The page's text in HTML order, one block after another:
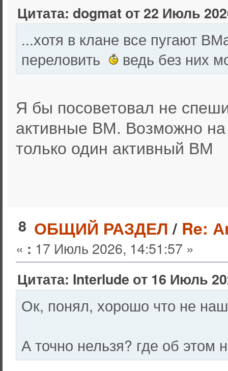
Цитата: dogmat от 22 Июль
...хотя в клане все пугают
переловить
ведь без них
Я бы посоветовал не
активные ВМ. Возможно на
только один активный ВМ
8 ОБЩИЙ РАЗДЕЛ/ Re:
« : 17 Июль 2026, 14:51:57 »
Цитата: Interlude от 16 Июль
Ок, понял, хорошо что не
А точно нельзя? где об этом